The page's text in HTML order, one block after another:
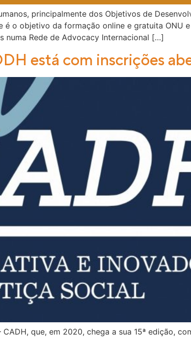
principalmente dos Objetivos de
é o objetivo da formação online e gratuita ONU
numa Rede de Advocacy Internacional […]
está com inscrições
que, em 2020, chega a sua 15ª edição,